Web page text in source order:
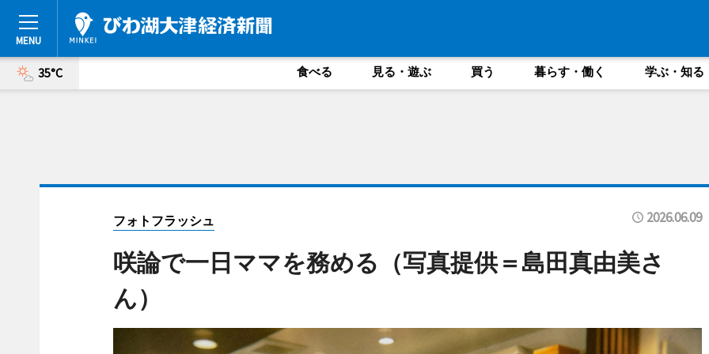
35°C 食べる 見る・遊ぶ 買う 暮らす・働く 学ぶ・知る
フォトフラッシュ 2026.06.09
咲論で一日ママを務める（写真提供＝島田真由美さ
ん）